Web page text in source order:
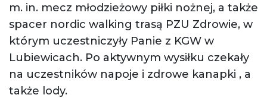
m. in. mecz młodzieżowy piłki nożnej, a także
spacer nordic walking trasą PZU Zdrowie, w
którym uczestniczyły Panie z KGW w
Lubiewicach. Po aktywnym wysiłku czekały
na uczestników napoje i zdrowe kanapki , a
także lody.